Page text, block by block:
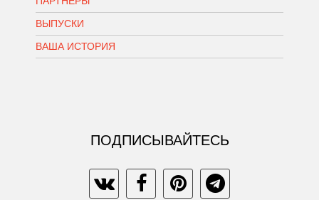
ВЫПУСКИ
ВАША ИСТОРИЯ
ПОДПИСЫВАЙТЕСЬ